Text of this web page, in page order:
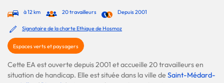
à 12 km 20 travailleurs Depuis 2001
Signataire de la charte Ethique de Hosmoz
Espaces verts et paysagers
Cette EA est ouverte depuis 2001 et accueille 20 travailleurs en
situation de handicap. Elle est située dans la ville deSaint-Médard-